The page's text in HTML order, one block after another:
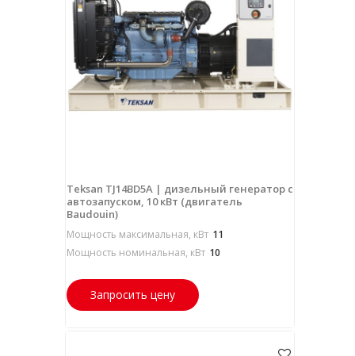
Teksan TJ14BD5A | дизельный генератор с
автозапуском, 10 кВт (двигатель
Baudouin)
Мощность максимальная, кВт 11
Мощность номинальная, кВт 10
Запросить цену